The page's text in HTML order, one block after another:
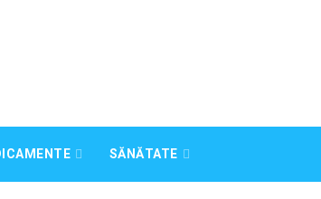
SĂNĂTATE